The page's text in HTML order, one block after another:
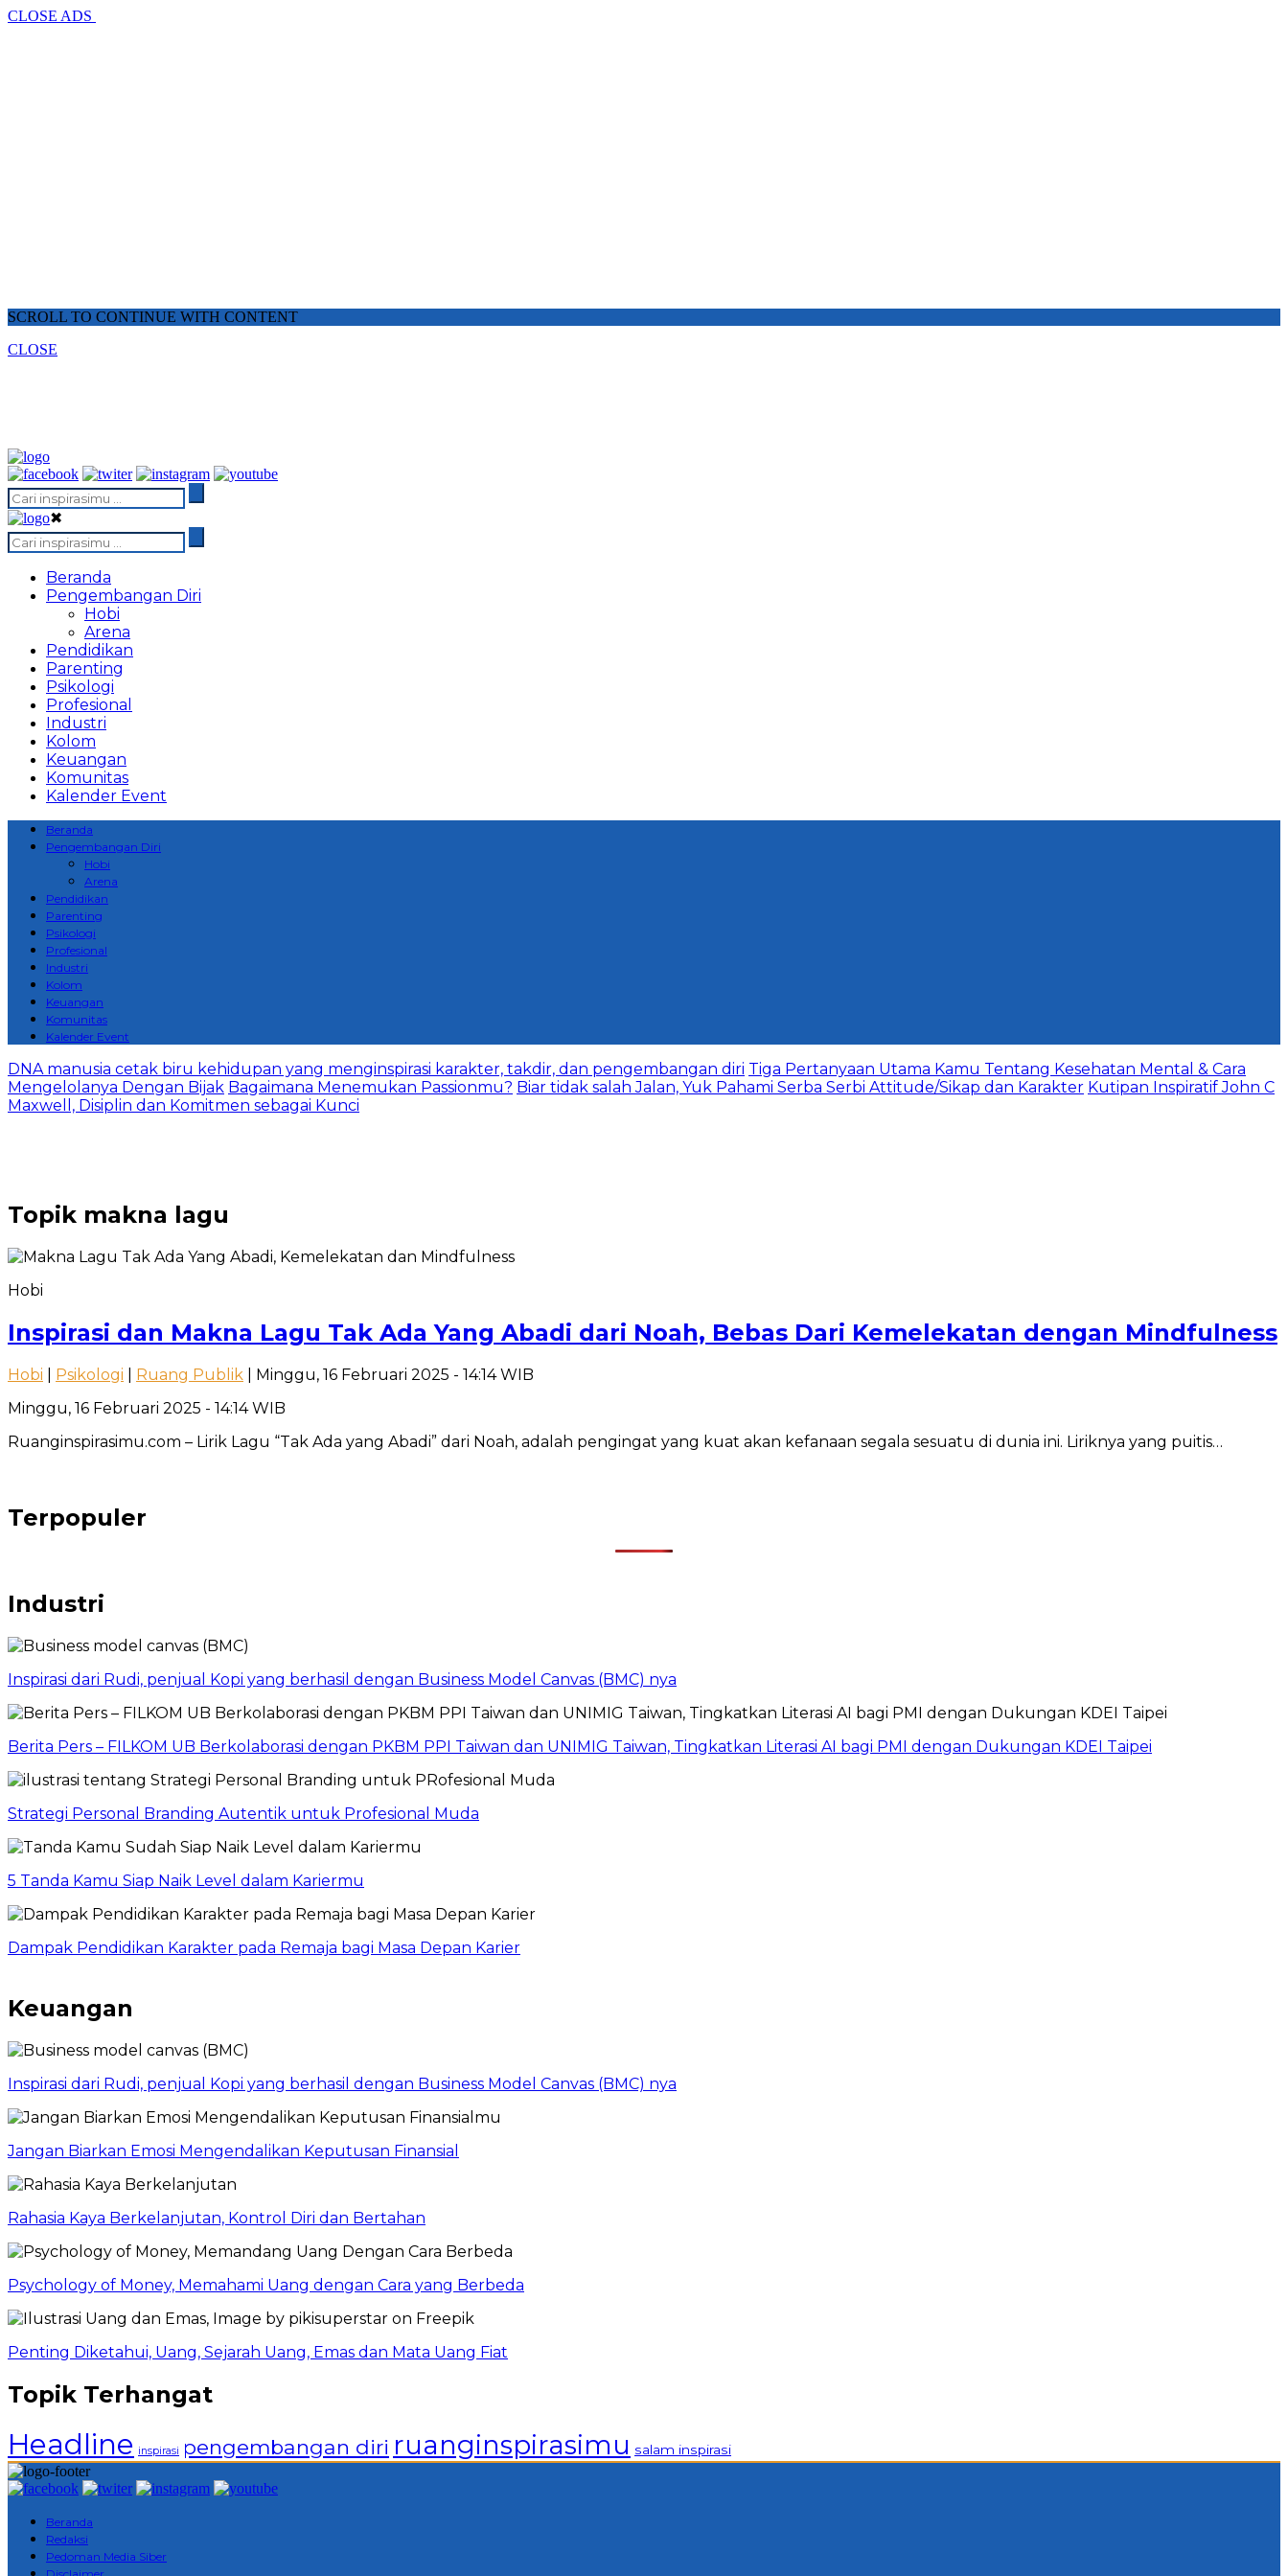
CLOSE ADS
SCROLL TO CONTINUE WITH CONTENT
CLOSE
✖
Beranda
Pengembangan Diri
Hobi
Arena
Pendidikan
Parenting
Psikologi
Profesional
Industri
Kolom
Keuangan
Komunitas
Kalender Event
Beranda
Pengembangan Diri
Hobi
Arena
Pendidikan
Parenting
Psikologi
Profesional
Industri
Kolom
Keuangan
Komunitas
Kalender Event
DNA manusia cetak biru kehidupan yang menginspirasi karakter, takdir, dan pengembangan diri Tiga Pertanyaan Utama Kamu Tentang Kesehatan Mental & Cara
Mengelolanya Dengan Bijak Bagaimana Menemukan Passionmu? Biar tidak salah Jalan, Yuk Pahami Serba Serbi Attitude/Sikap dan Karakter Kutipan Inspiratif John C
Maxwell, Disiplin dan Komitmen sebagai Kunci
Topik makna lagu
Hobi
Inspirasi dan Makna Lagu Tak Ada Yang Abadi dari Noah, Bebas Dari Kemelekatan dengan Mindfulness
Hobi Psikologi Ruang Publik | Minggu, 16 Februari 2025 - 14:14 WIB
Minggu, 16 Februari 2025 - 14:14 WIB
Ruanginspirasimu.com – Lirik Lagu “Tak Ada yang Abadi” dari Noah, adalah pengingat yang kuat akan kefanaan segala sesuatu di dunia ini. Liriknya yang puitis…
Terpopuler
Industri
Inspirasi dari Rudi, penjual Kopi yang berhasil dengan Business Model Canvas (BMC) nya
Berita Pers – FILKOM UB Berkolaborasi dengan PKBM PPI Taiwan dan UNIMIG Taiwan, Tingkatkan Literasi AI bagi PMI dengan Dukungan KDEI Taipei
Strategi Personal Branding Autentik untuk Profesional Muda
5 Tanda Kamu Siap Naik Level dalam Kariermu
Dampak Pendidikan Karakter pada Remaja bagi Masa Depan Karier
Keuangan
Inspirasi dari Rudi, penjual Kopi yang berhasil dengan Business Model Canvas (BMC) nya
Jangan Biarkan Emosi Mengendalikan Keputusan Finansial
Rahasia Kaya Berkelanjutan, Kontrol Diri dan Bertahan
Psychology of Money, Memahami Uang dengan Cara yang Berbeda
Penting Diketahui, Uang, Sejarah Uang, Emas dan Mata Uang Fiat
Topik Terhangat
Headline inspirasi pengembangan diri ruanginspirasimu salam inspirasi
Beranda
Redaksi
Pedoman Media Siber